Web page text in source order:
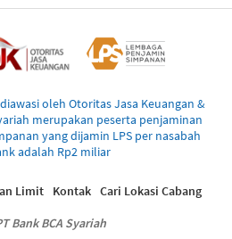
oleh Otoritas Jasa Keuangan &
merupakan peserta penjaminan
yang dijamin LPS per nasabah
adalah Rp2 miliar
Bank BCA Syariah
Limit Kontak Cari Lokasi Cabang